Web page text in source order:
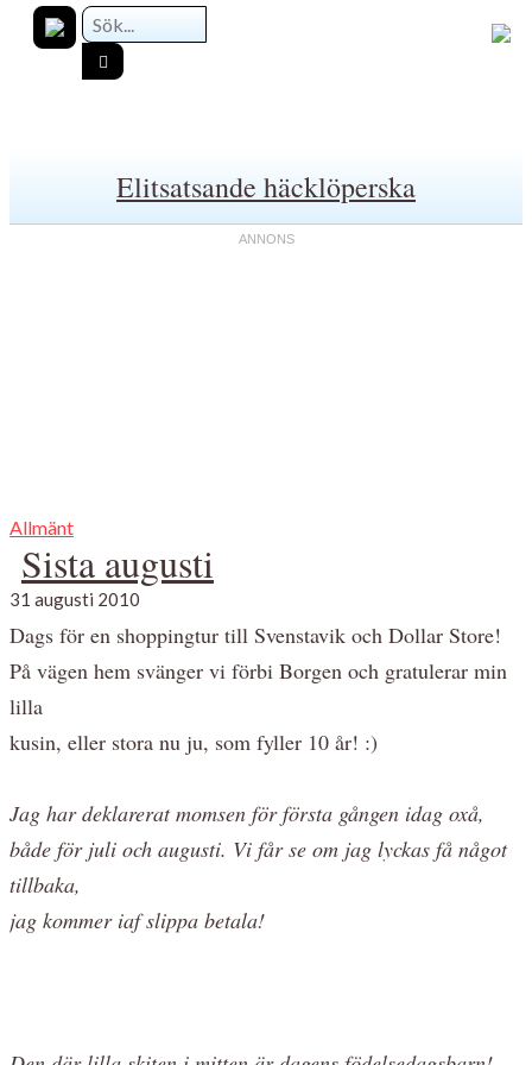
Elitsatsande häcklöperska
Allmänt
Sista augusti
31 augusti 2010
Dags för en shoppingtur till Svenstavik och Dollar Store!
På vägen hem svänger vi förbi Borgen och gratulerar min
lilla
kusin, eller stora nu ju, som fyller 10 år! :)
Jag har deklarerat momsen för första gången idag oxå,
både för juli och augusti. Vi får se om jag lyckas få något
tillbaka,
jag kommer iaf slippa betala!